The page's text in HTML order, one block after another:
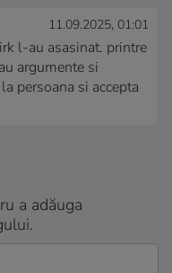
11.09.2025, 01:01
l-au asasinat. printre
argumente si
persoana si accepta
a adăuga